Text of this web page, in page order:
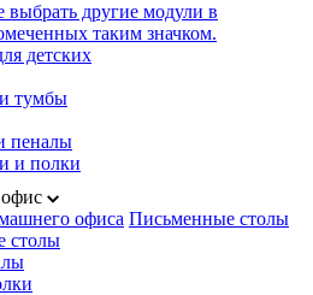
другие модули в
таким значком.
детских
тумбы
пеналы
и полки
офиса Письменные столы
столы